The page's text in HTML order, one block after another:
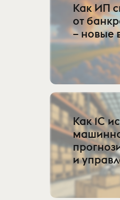
Как ИП
от
– новые
Как 1С
и